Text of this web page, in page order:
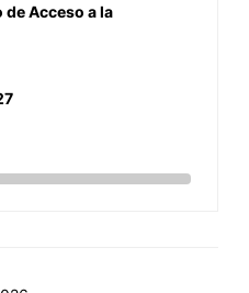
Acceso a la